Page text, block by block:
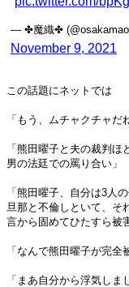
— ✤魔織✤
November 9, 2021
この話題にネットでは
「もう、ムチャクチャだ
「熊田曜子と夫の裁判
男の法廷での罵り合い」
「熊田曜子、自分は3人
旦那と不倫しといて、そ
言から固めてひたすら被
「なんで熊田曜子が完全
「まあ自分から浮気しま